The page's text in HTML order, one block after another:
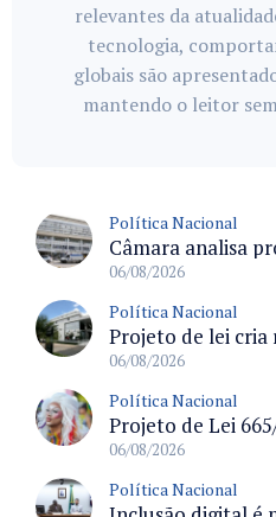
relevantes da
tecnologia,
globais são
mantendo o leitor
Política Nacional
06/08/2026
Política Nacional
06/08/2026
Política Nacional
06/08/2026
Política Nacional